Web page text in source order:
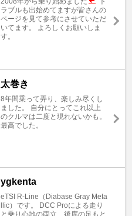
ラブルも出始めてますが皆さんの
ページを見て参考にさせていただ
いてます。 よろしくお願いしま
す。
太巻き
8年間乗って弄り、楽しみ尽くし
ました。 自分にとってこれ以上
のクルマは二度と現れないかも。
最高でした。
ygkenta
eTSI R-Line（Diabase Gray Meta
llic）です。 DCC Proによる走り
と乗り心地の両立、後席の足もと